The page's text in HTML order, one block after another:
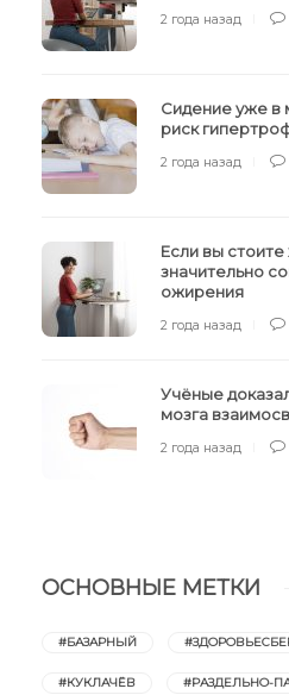
2 года назад
Сидение уже в
риск
2 года назад
Если вы стоите
значительно
ожирения
2 года назад
Учёные
мозга
2 года назад
ОСНОВНЫЕ МЕТКИ
#БАЗАРНЫЙ
#КУКЛАЧЁВ #РАЗДЕЛЬНО-